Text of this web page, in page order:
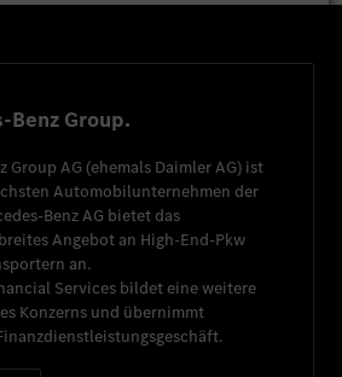
Benz Group.
Group AG (ehemals Daimler AG) ist
Automobilunternehmen der
Benz AG bietet das
Angebot an High-End-Pkw
an.
Services bildet eine weitere
Konzerns und übernimmt